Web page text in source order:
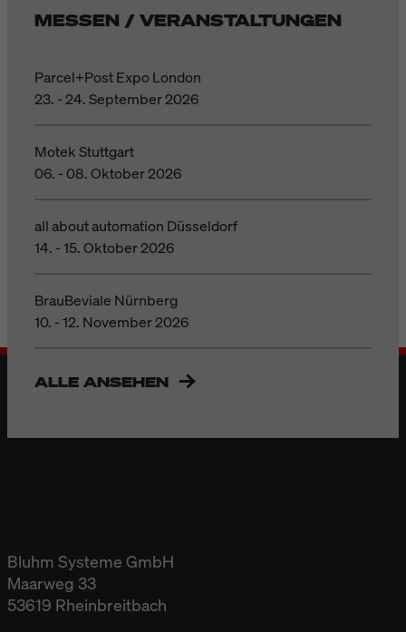
MESSEN / VERANSTALTUNGEN
Parcel+Post Expo London
23. - 24. September 2026
Motek Stuttgart
06. - 08. Oktober 2026
all about automation Düsseldorf
14. - 15. Oktober 2026
BrauBeviale Nürnberg
10. - 12. November 2026
ALLE ANSEHEN
Bluhm Systeme GmbH
Maarweg 33
53619 Rheinbreitbach